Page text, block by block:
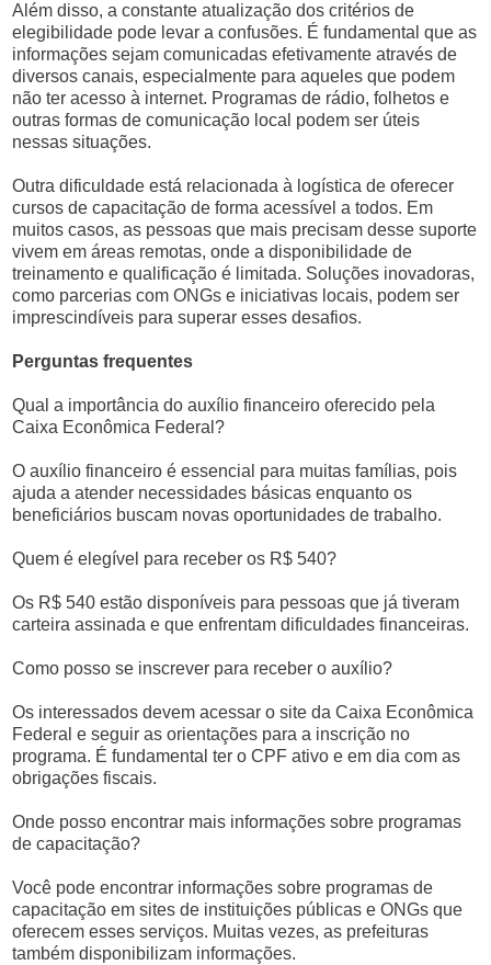
Além disso, a constante atualização dos critérios de
elegibilidade pode levar a confusões. É fundamental que as
informações sejam comunicadas efetivamente através de
diversos canais, especialmente para aqueles que podem
não ter acesso à internet. Programas de rádio, folhetos e
outras formas de comunicação local podem ser úteis
nessas situações.
Outra dificuldade está relacionada à logística de oferecer
cursos de capacitação de forma acessível a todos. Em
muitos casos, as pessoas que mais precisam desse suporte
vivem em áreas remotas, onde a disponibilidade de
treinamento e qualificação é limitada. Soluções inovadoras,
como parcerias com ONGs e iniciativas locais, podem ser
imprescindíveis para superar esses desafios.
Perguntas frequentes
Qual a importância do auxílio financeiro oferecido pela
Caixa Econômica Federal?
O auxílio financeiro é essencial para muitas famílias, pois
ajuda a atender necessidades básicas enquanto os
beneficiários buscam novas oportunidades de trabalho.
Quem é elegível para receber os R$ 540?
Os R$ 540 estão disponíveis para pessoas que já tiveram
carteira assinada e que enfrentam dificuldades financeiras.
Como posso se inscrever para receber o auxílio?
Os interessados devem acessar o site da Caixa Econômica
Federal e seguir as orientações para a inscrição no
programa. É fundamental ter o CPF ativo e em dia com as
obrigações fiscais.
Onde posso encontrar mais informações sobre programas
de capacitação?
Você pode encontrar informações sobre programas de
capacitação em sites de instituições públicas e ONGs que
oferecem esses serviços. Muitas vezes, as prefeituras
também disponibilizam informações.